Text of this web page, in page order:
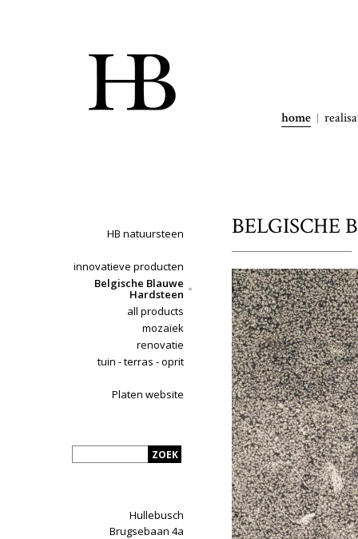
home
HB natuursteen
innovatieve producten
Belgische Blauwe
Hardsteen
all products
mozaïek
renovatie
tuin - terras - oprit
Platen website
Hullebusch
Brugsebaan 4a
BELGISCHE